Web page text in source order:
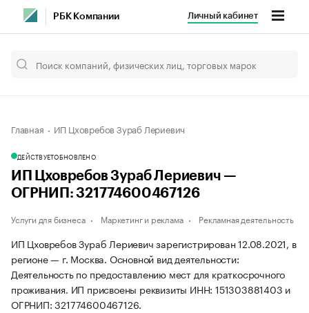
РБК Компании Личный кабинет
Главная ИП Цховребов Зураб Лериевич
ДЕЙСТВУЕТОБНОВЛЕНО
ИП Цховребов Зураб Лериевич —
ОГРНИП: 321774600467126
Услуги для бизнеса Маркетинг и реклама Рекламная деятельность
ИП Цховребов Зураб Лериевич зарегистрирован 12.08.2021, в
регионе — г. Москва. Основной вид деятельности:
Деятельность по предоставлению мест для краткосрочного
проживания. ИП присвоены реквизиты ИНН: 151303881403 и
ОГРНИП: 321774600467126.